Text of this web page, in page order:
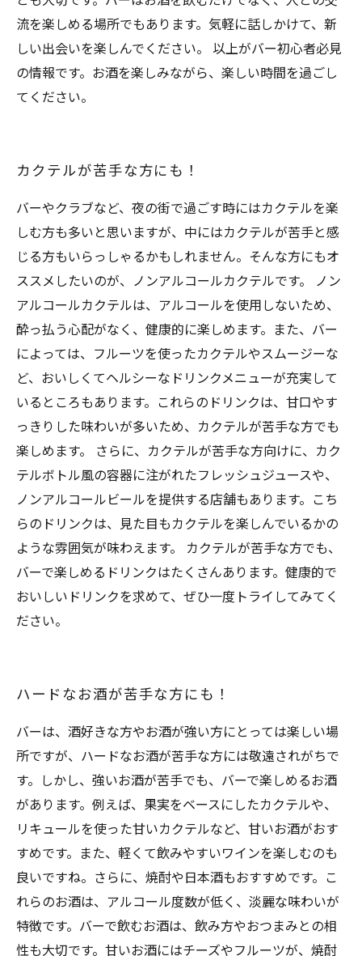
流を楽しめる場所でもあります。気軽に話しかけて、新
しい出会いを楽しんでください。 以上がバー初心者必見
の情報です。お酒を楽しみながら、楽しい時間を過ごし
てください。
カクテルが苦手な方にも！
バーやクラブなど、夜の街で過ごす時にはカクテルを楽
しむ方も多いと思いますが、中にはカクテルが苦手と感
じる方もいらっしゃるかもしれません。そんな方にもオ
ススメしたいのが、ノンアルコールカクテルです。 ノン
アルコールカクテルは、アルコールを使用しないため、
酔っ払う心配がなく、健康的に楽しめます。また、バー
によっては、フルーツを使ったカクテルやスムージーな
ど、おいしくてヘルシーなドリンクメニューが充実して
いるところもあります。これらのドリンクは、甘口やす
っきりした味わいが多いため、カクテルが苦手な方でも
楽しめます。 さらに、カクテルが苦手な方向けに、カク
テルボトル風の容器に注がれたフレッシュジュースや、
ノンアルコールビールを提供する店舗もあります。こち
らのドリンクは、見た目もカクテルを楽しんでいるかの
ような雰囲気が味わえます。 カクテルが苦手な方でも、
バーで楽しめるドリンクはたくさんあります。健康的で
おいしいドリンクを求めて、ぜひ一度トライしてみてく
ださい。
ハードなお酒が苦手な方にも！
バーは、酒好きな方やお酒が強い方にとっては楽しい場
所ですが、ハードなお酒が苦手な方には敬遠されがちで
す。しかし、強いお酒が苦手でも、バーで楽しめるお酒
があります。例えば、果実をベースにしたカクテルや、
リキュールを使った甘いカクテルなど、甘いお酒がおす
すめです。また、軽くて飲みやすいワインを楽しむのも
良いですね。さらに、焼酎や日本酒もおすすめです。こ
れらのお酒は、アルコール度数が低く、淡麗な味わいが
特徴です。バーで飲むお酒は、飲み方やおつまみとの相
性も大切です。甘いお酒にはチーズやフルーツが、焼酎